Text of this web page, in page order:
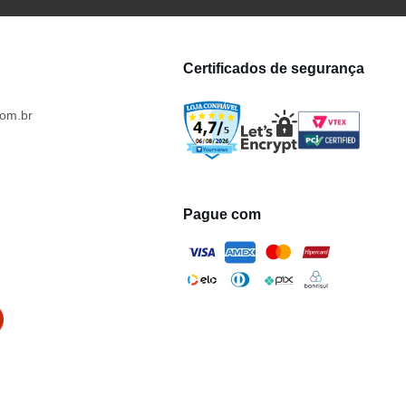
Certificados de segurança
Pague com